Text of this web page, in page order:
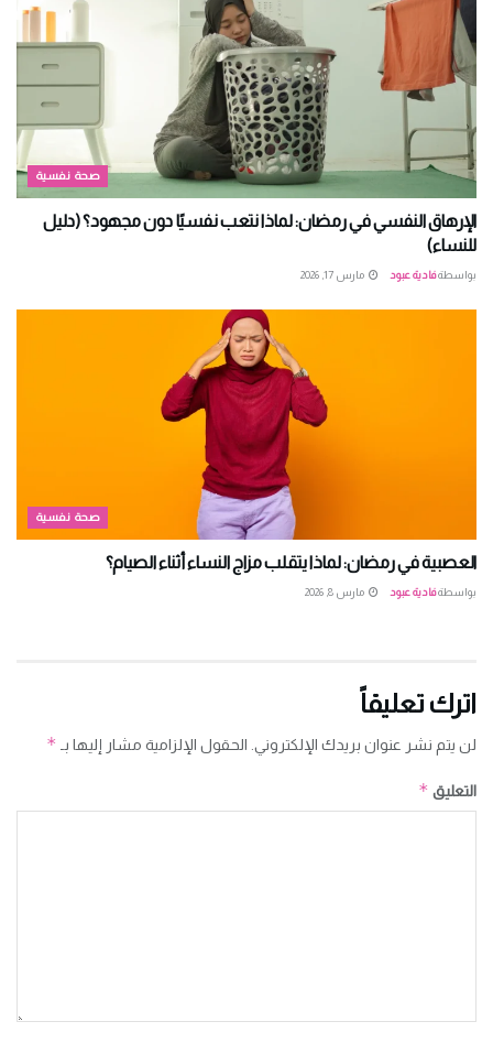
صحة نفسية
الإرهاق النفسي في رمضان: لماذا نتعب نفسيًا دون مجهود؟ (دليل
للنساء)
بواسطةفادية عبود مارس 17, 2026
صحة نفسية
العصبية في رمضان: لماذا يتقلب مزاج النساء أثناء الصيام؟
بواسطةفادية عبود مارس 8, 2026
اترك تعليقاً
لن يتم نشر عنوان بريدك الإلكتروني. الحقول الإلزامية مشار إليها بـ *
التعليق *